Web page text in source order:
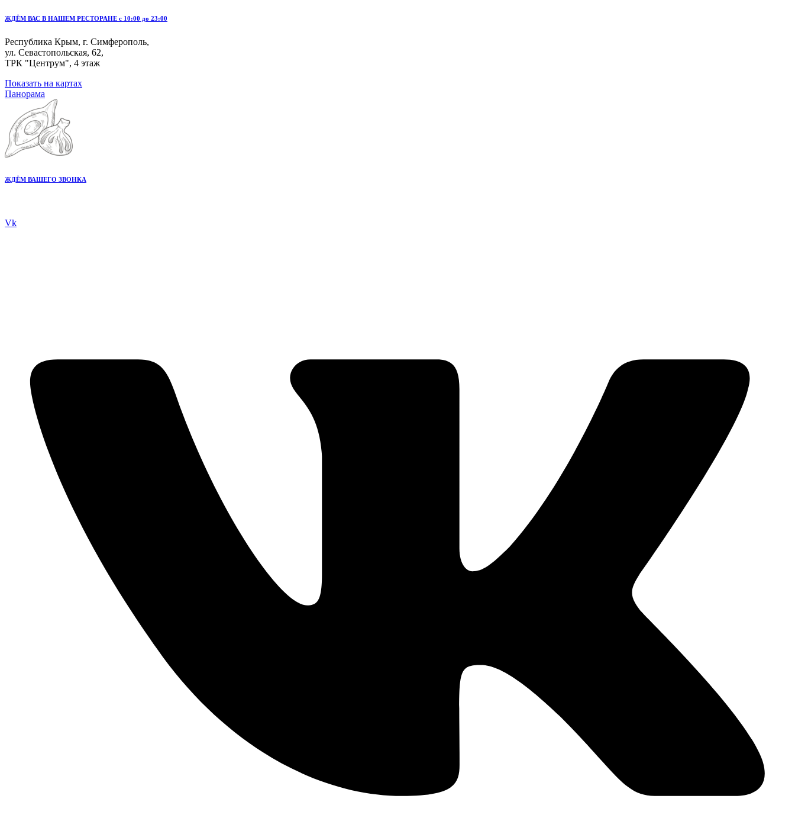
ЖДЁМ ВАС В НАШЕМ РЕСТОРАНЕ с 10:00 до 23:00
Республика Крым, г. Симферополь,
ул. Севастопольская, 62,
ТРК "Центрум", 4 этаж
Показать на картах
Панорама
ЖДЁМ ВАШЕГО ЗВОНКА
Vk